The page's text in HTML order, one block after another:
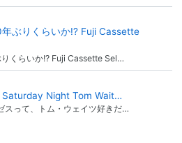
ぶりくらいか!? Fuji Cassette
くらいか!? Fuji Cassette Sel…
Night Tom Wait…
スって、トム・ウェイツ好きだ…